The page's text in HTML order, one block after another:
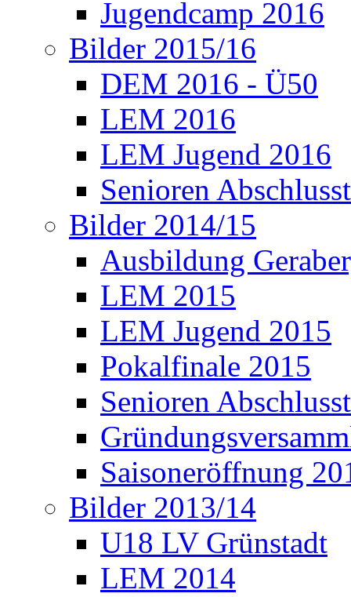
Jugendcamp 2016
Bilder 2015/16
DEM 2016 - Ü50
LEM 2016
LEM Jugend 2016
Senioren
Bilder 2014/15
Ausbildung
LEM 2015
LEM Jugend 2015
Pokalfinale 2015
Senioren
Saisoneröffnung
Bilder 2013/14
U18 LV Grünstadt
LEM 2014